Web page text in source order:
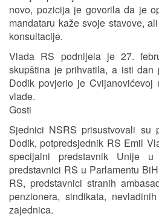
novo, pozicija je govorila da je
mandataru kaže svoje stavove,
konsultacije.
Vlada RS podnijela je 27.
skupština je prihvatila, a isti dan
Dodik povjerio je Cvijanovićevoj
vlade.
Gosti
Sjednici NSRS prisustvovali su
Dodik, potpredsjednik RS Emil
specijalni predstavnik Unije
predstavnici RS u Parlamentu
RS, predstavnici stranih
penzionera, sindikata,
zajednica.